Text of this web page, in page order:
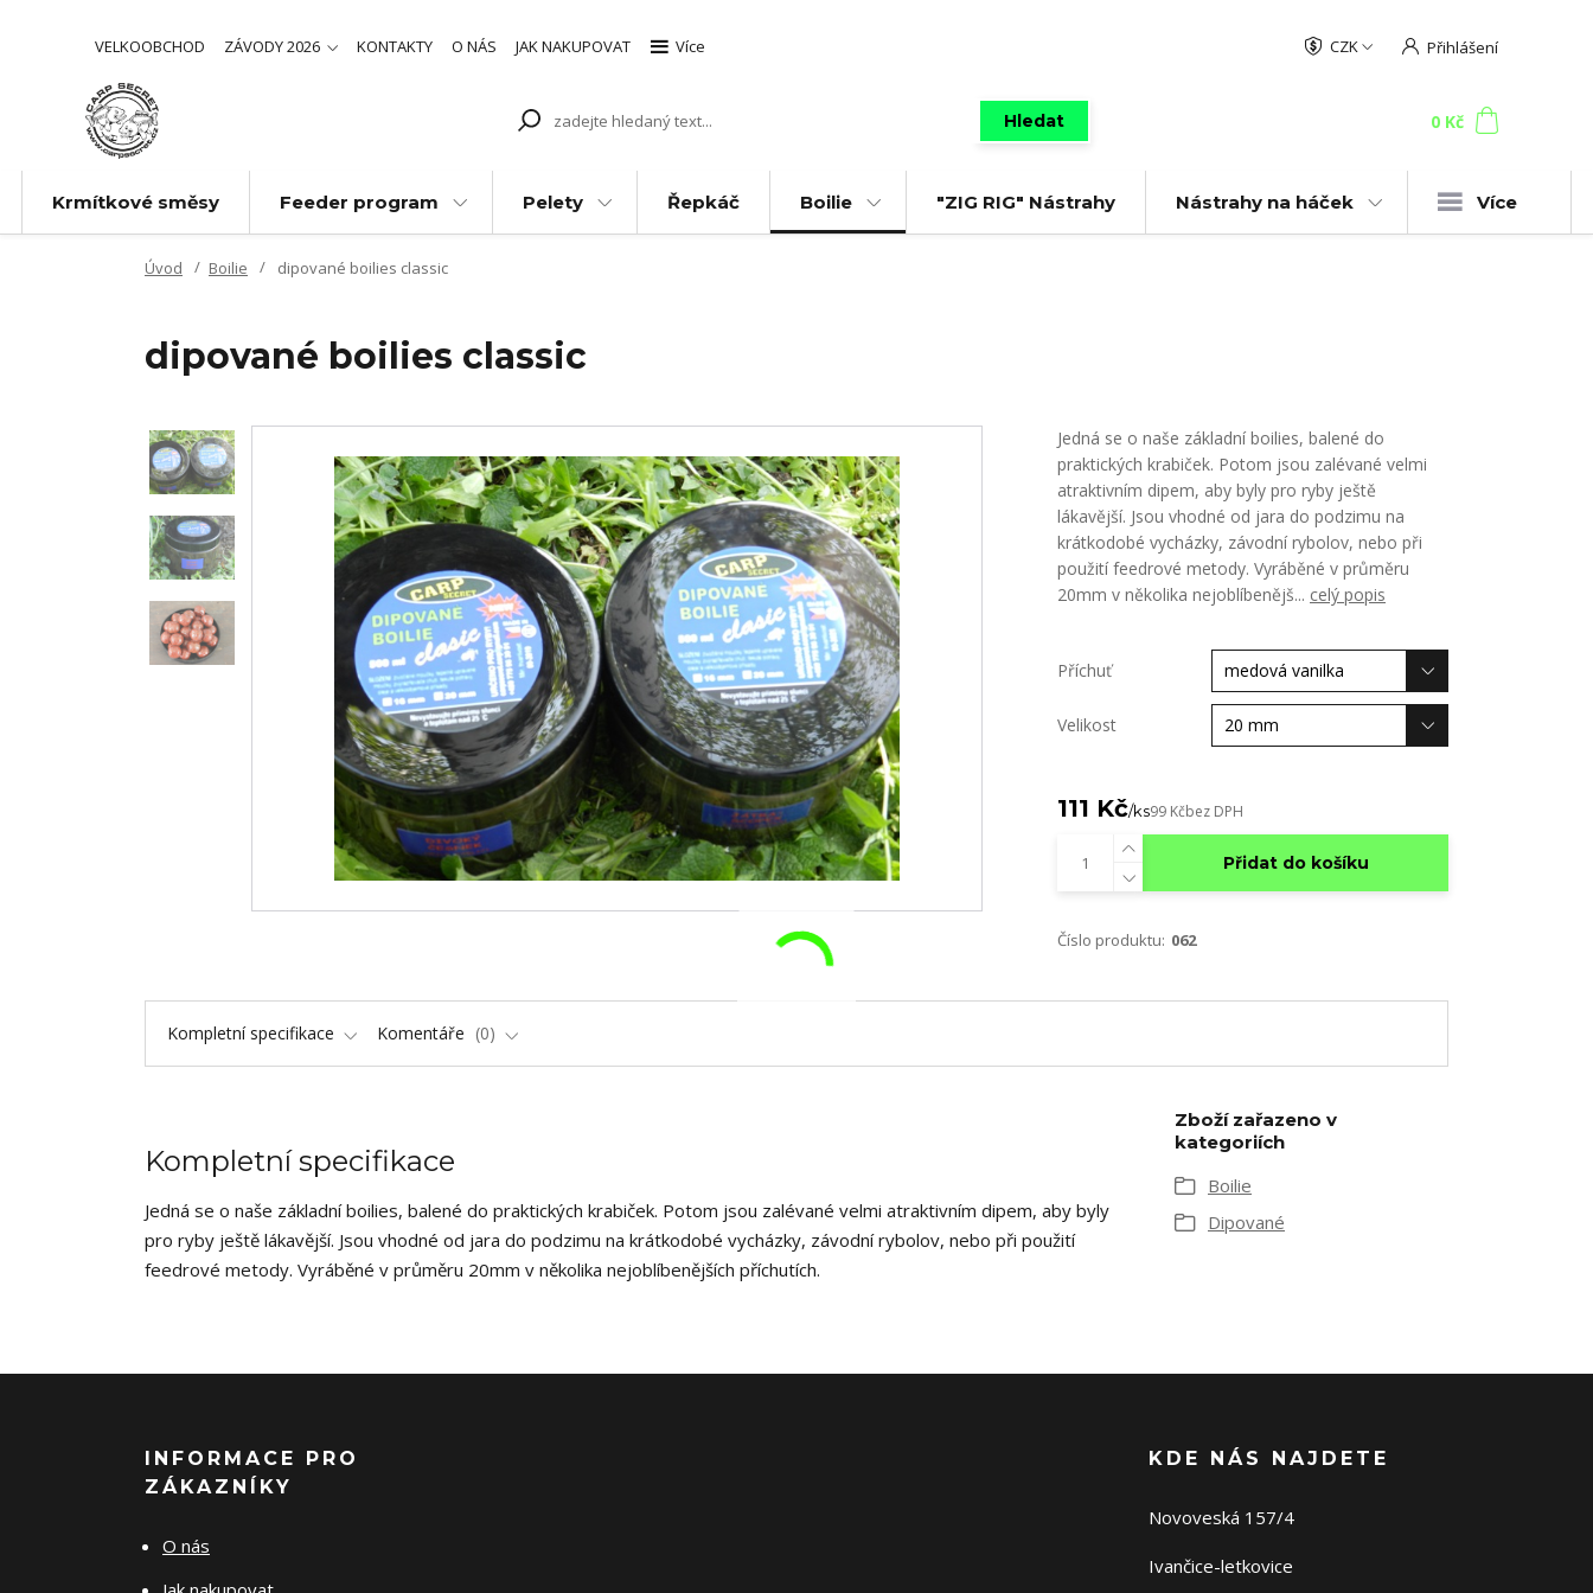
VELKOOBCHOD ZÁVODY 2026 KONTAKTY O NÁS JAK NAKUPOVAT Více CZK Přihlášení
Hledat 0 Kč
Krmítkové směsy Feeder program Pelety Řepkáč Boilie "ZIG RIG" Nástrahy Nástrahy na háček Více
Úvod Boilie dipované boilies classic
dipované boilies classic
Jedná se o naše základní boilies, balené do
praktických krabiček. Potom jsou zalévané velmi
atraktivním dipem, aby byly pro ryby ještě
lákavější. Jsou vhodné od jara do podzimu na
krátkodobé vycházky, závodní rybolov, nebo při
použití feedrové metody. Vyráběné v průměru
20mm v několika nejoblíbenějš... celý popis
Příchuť
Velikost
111 Kč/ks99 Kčbez DPH
Přidat do košíku
Číslo produktu: 062
Kompletní specifikace Komentáře 0
Kompletní specifikace
Jedná se o naše základní boilies, balené do praktických krabiček. Potom jsou zalévané velmi atraktivním dipem, aby byly
pro ryby ještě lákavější. Jsou vhodné od jara do podzimu na krátkodobé vycházky, závodní rybolov, nebo při použití
feedrové metody. Vyráběné v průměru 20mm v několika nejoblíbenějších příchutích.
Zboží zařazeno v
kategoriích
Boilie
Dipované
INFORMACE PRO
ZÁKAZNÍKY
O nás
KDE NÁS NAJDETE
Novoveská 157/4
Ivančice-letkovice